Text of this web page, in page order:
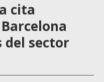
cita
del sector